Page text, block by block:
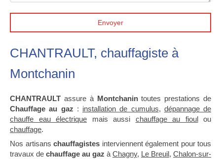
Envoyer
CHANTRAULT, chauffagiste à
Montchanin
CHANTRAULT assure à Montchanintoutes prestations de
Chauffage au gaz : installation de cumulus, dépannage de
chauffe eau électrique mais aussi chauffage au fioulou
chauffage.
Nos artisans chauffagistes interviennent également pour tous
travaux de chauffage au gaz à Chagny, Le Breuil, Chalon-sur-